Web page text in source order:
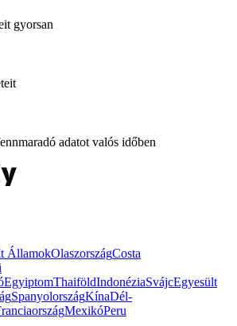
gyorsan
adatot valós időben
ÁllamokOlaszországCosta
EgyiptomThaiföldIndonéziaSvájcEgyesült
SpanyolországKínaDél-
MexikóPeru